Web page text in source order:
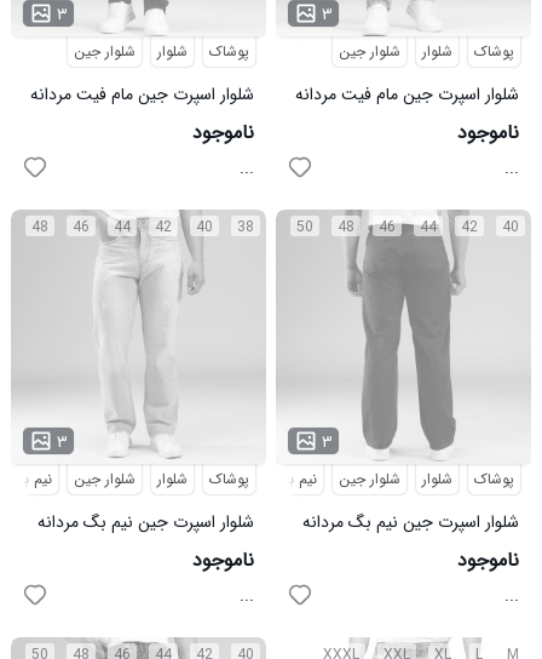
۳
پوشاک شلوار شلوار جین
شلوار اسپرت جین مام فیت مردانه
مشکی مدل 48450
ناموجود
...
۳
پوشاک شلوار شلوار جین
شلوار اسپرت جین مام فیت مردانه
مدل 48451
ناموجود
...
38
40
42
44
46
48
۳
پوشاک شلوار شلوار جین نیم بگ
شلوار اسپرت جین نیم بگ مردانه
مدل 48399
ناموجود
...
40
42
44
46
48
50
۳
پوشاک شلوار شلوار جین نیم بگ
شلوار اسپرت جین نیم بگ مردانه
مدل 48400
ناموجود
...